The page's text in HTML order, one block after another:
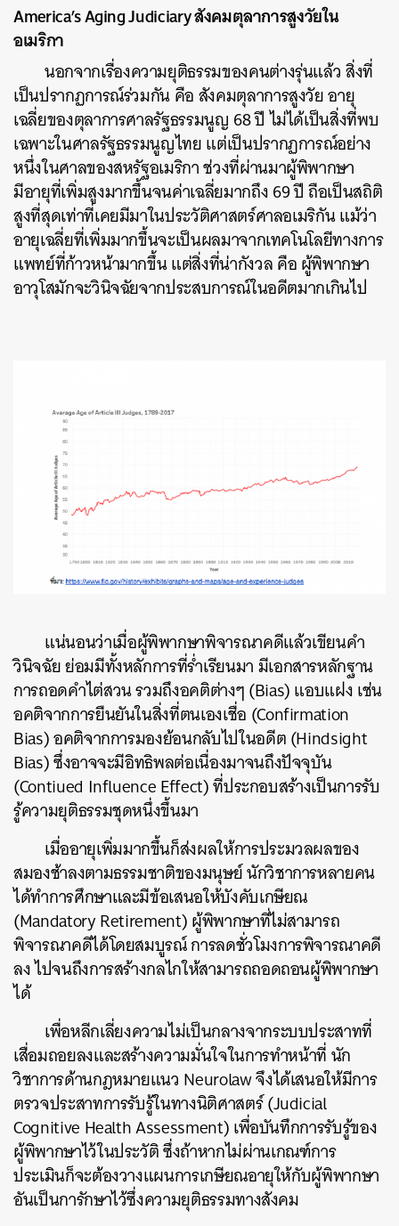
America’s Aging Judiciaryสังคมตุลาการสูงวัยใน
อเมริกา
นอกจากเรื่องความยุติธรรมของคนต่างรุ่นแล้วสิ่งที่
เป็นปรากฏการณ์ร่วมกันคือสังคมตุลาการสูงวัยอายุ
เฉลี่ยของตุลาการศาลรัฐธรรมนูญ 68ปีไม่ได้เป็นสิ่งที่พบ
เฉพาะในศาลรัฐธรรมนูญไทยแต่เป็นปรากฏการณ์อย่าง
หนึ่งในศาลของสหรัฐอเมริกาช่วงที่ผ่านมาผู้พิพากษา
มีอายุที่เพิ่มสูงมากขึ้นจนค่าเฉลี่ยมากถึง69ปีถือเป็นสถิติ
สูงที่สุดเท่าที่เคยมีมาในประวัติศาสตร์ศาลอเมริกันแม้ว่า
อายุเฉลี่ยที่เพิ่มมากขึ้นจะเป็นผลมาจากเทคโนโลยีทางการ
แพทย์ที่ก้าวหน้ามากขึ้นแต่สิ่งที่น่ากังวลคือผู้พิพากษา
อาวุโสมักจะวินิจฉัยจากประสบการณ์ในอดีตมากเกินไป
แน่นอนว่าเมื่อผู้พิพากษาพิจารณาคดีแล้วเขียนคำ
วินิจฉัยย่อมมีทั้งหลักการที่ร่ำเรียนมามีเอกสารหลักฐาน
การถอดคำไต่สวนรวมถึงอคติต่างๆ(Bias)แอบแฝงเช่น
อคติจากการยืนยันในสิ่งที่ตนเองเชื่อ (Confirmation
Bias)อคติจากการมองย้อนกลับไปในอดีต(Hindsight
Bias)ซึ่งอาจจะมีอิทธิพลต่อเนื่องมาจนถึงปัจจุบัน
(Contiued Influence Effect)ที่ประกอบสร้างเป็นการรับ
รู้ความยุติธรรมชุดหนึ่งขึ้นมา
เมื่ออายุเพิ่มมากขึ้นก็ส่งผลให้การประมวลผลของ
สมองช้าลงตามธรรมชาติของมนุษย์นักวิชาการหลายคน
ได้ทำการศึกษาและมีข้อเสนอให้บังคับเกษียณ
(Mandatory Retirement)ผู้พิพากษาที่ไม่สามารถ
พิจารณาคดีได้โดยสมบูรณ์การลดชั่วโมงการพิจารณาคดี
ลงไปจนถึงการสร้างกลไกให้สามารถถอดถอนผู้พิพากษา
ได้
เพื่อหลีกเลี่ยงความไม่เป็นกลางจากระบบประสาทที่
เสื่อมถอยลงและสร้างความมั่นใจในการทำหน้าที่นัก
วิชาการด้านกฎหมายแนว Neurolawจึงได้เสนอให้มีการ
ตรวจประสาทการรับรู้ในทางนิติศาสตร์(Judicial
Cognitive Health Assessment)เพื่อบันทึกการรับรู้ของ
ผู้พิพากษาไว้ในประวัติซึ่งถ้าหากไม่ผ่านเกณฑ์การ
ประเมินก็จะต้องวางแผนการเกษียณอายุให้กับผู้พิพากษา
อันเป็นการักษาไว้ซึ่งความยุติธรรมทางสังคม